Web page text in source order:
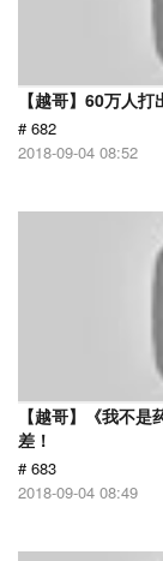
【越哥】60万人
# 682
2018-09-04 08:52
【越哥】《我不
差！
# 683
2018-09-04 08:49